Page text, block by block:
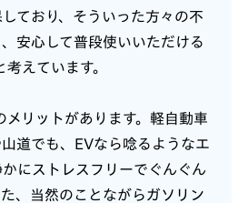
ており、そういった方々の不
安心して普段使いいただける
えています。
メリットがあります。軽自動車
道でも、EVなら唸るようなエ
にストレスフリーでぐんぐん
、当然のことながらガソリン